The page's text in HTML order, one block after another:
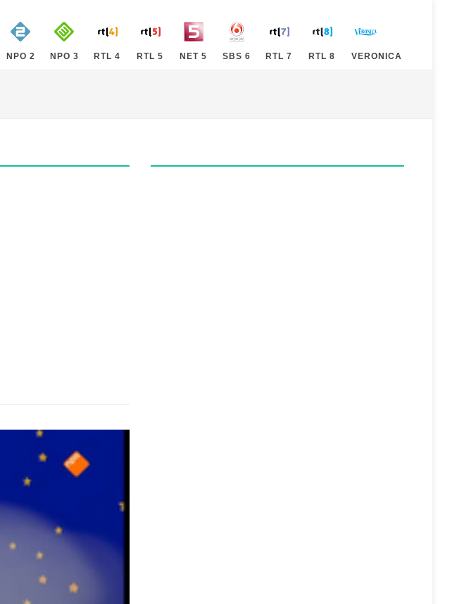
NPO 2 NPO 3 RTL 4 RTL 5 NET 5 SBS 6 RTL 7 RTL 8 VERONICA